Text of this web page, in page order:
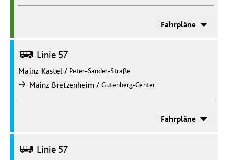
Fahrpläne
Bus Linie 57
Mainz-Kastel / Peter-Sander-Straße
nachMainz-Bretzenheim / Gutenberg-Center
Fahrpläne
Bus Linie 57